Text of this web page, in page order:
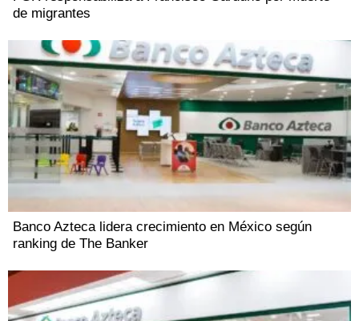
de migrantes
Banco Azteca lidera crecimiento en México según
ranking de The Banker